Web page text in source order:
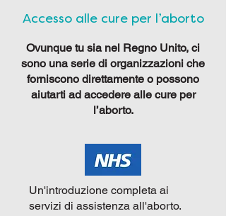
Accesso alle cure per l’aborto
Ovunque tu sia nel Regno Unito, ci
sono una serie di organizzazioni che
forniscono direttamente o possono
aiutarti ad accedere alle cure per
l’aborto.
Un'introduzione completa ai
servizi di assistenza all'aborto.